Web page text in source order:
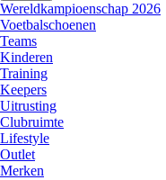
Wereldkampioenschap 2026
Voetbalschoenen
Teams
Kinderen
Training
Keepers
Uitrusting
Clubruimte
Lifestyle
Outlet
Merken